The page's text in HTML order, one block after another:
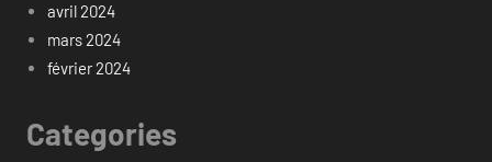
avril 2024
mars 2024
février 2024
Categories